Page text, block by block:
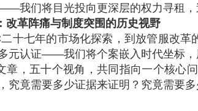
我们将目光投向更深层的权力寻租，
改革阵痛与制度突围的历史视野
十七年的市场化探索，到放管服改革
元认证——我们将个案嵌入时代坐标，
章，五十个视角，共同指向一个核心
究竟需要多少证据来证明？究竟需要多